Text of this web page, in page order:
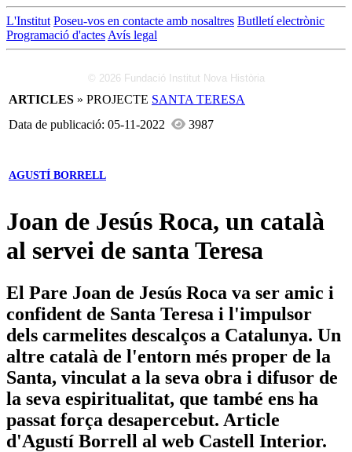
L'Institut Poseu-vos en contacte amb nosaltres Butlletí electrònic
Programació d'actes Avís legal
© 2026 Fundació Institut Nova Història
ARTICLES » PROJECTE SANTA TERESA
Data de publicació: 05-11-2022
3987
AGUSTÍ BORRELL
Joan de Jesús Roca, un català
al servei de santa Teresa
El Pare Joan de Jesús Roca va ser amic i
confident de Santa Teresa i l'impulsor
dels carmelites descalços a Catalunya. Un
altre català de l'entorn més proper de la
Santa, vinculat a la seva obra i difusor de
la seva espiritualitat, que també ens ha
passat força desapercebut. Article
d'Agustí Borrell al web Castell Interior.